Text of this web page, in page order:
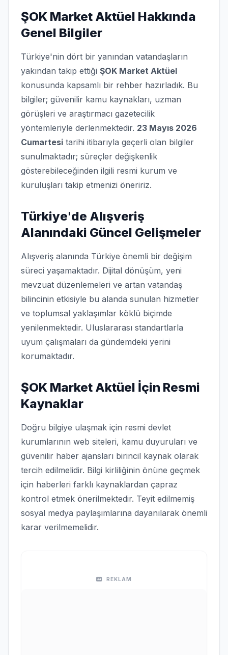
ŞOK Market Aktüel Hakkında
Genel Bilgiler
Türkiye'nin dört bir yanından vatandaşların
yakından takip ettiği ŞOK Market Aktüel
konusunda kapsamlı bir rehber hazırladık. Bu
bilgiler; güvenilir kamu kaynakları, uzman
görüşleri ve araştırmacı gazetecilik
yöntemleriyle derlenmektedir. 23 Mayıs 2026
Cumartesi tarihi itibarıyla geçerli olan bilgiler
sunulmaktadır; süreçler değişkenlik
gösterebileceğinden ilgili resmi kurum ve
kuruluşları takip etmenizi öneririz.
Türkiye'de Alışveriş
Alanındaki Güncel Gelişmeler
Alışveriş alanında Türkiye önemli bir değişim
süreci yaşamaktadır. Dijital dönüşüm, yeni
mevzuat düzenlemeleri ve artan vatandaş
bilincinin etkisiyle bu alanda sunulan hizmetler
ve toplumsal yaklaşımlar köklü biçimde
yenilenmektedir. Uluslararası standartlarla
uyum çalışmaları da gündemdeki yerini
korumaktadır.
ŞOK Market Aktüel İçin Resmi
Kaynaklar
Doğru bilgiye ulaşmak için resmi devlet
kurumlarının web siteleri, kamu duyuruları ve
güvenilir haber ajansları birincil kaynak olarak
tercih edilmelidir. Bilgi kirliliğinin önüne geçmek
için haberleri farklı kaynaklardan çapraz
kontrol etmek önerilmektedir. Teyit edilmemiş
sosyal medya paylaşımlarına dayanılarak önemli
karar verilmemelidir.
REKLAM